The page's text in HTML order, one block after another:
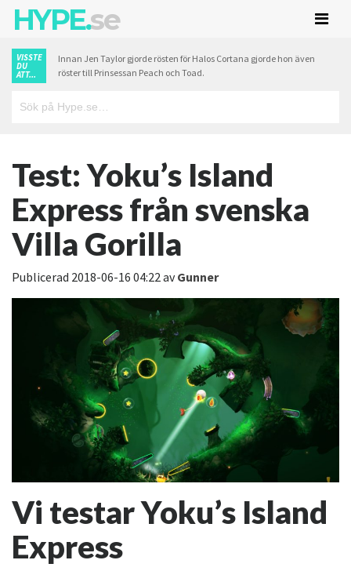
HYPE.se
VISSTE
DU
ATT...
Innan Jen Taylor gjorde rösten för Halos Cortana gjorde hon även
röster till Prinsessan Peach och Toad.
Test: Yoku’s Island
Express från svenska
Villa Gorilla
Publicerad 2018-06-16 04:22avGunner
Vi testar Yoku’s Island
Express